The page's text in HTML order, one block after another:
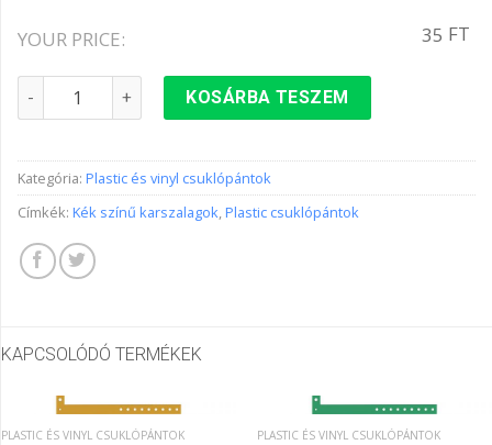
YOUR PRICE: 35 FT
Plastic csuklópánt KÉK színben mennyiség
KOSÁRBA TESZEM
Kategória: Plastic és vinyl csuklópántok
Címkék: Kék színű karszalagok,Plastic csuklópántok
KAPCSOLÓDÓ TERMÉKEK
PLASTIC ÉS VINYL CSUKLÓPÁNTOK PLASTIC ÉS VINYL CSUKLÓPÁNTOK